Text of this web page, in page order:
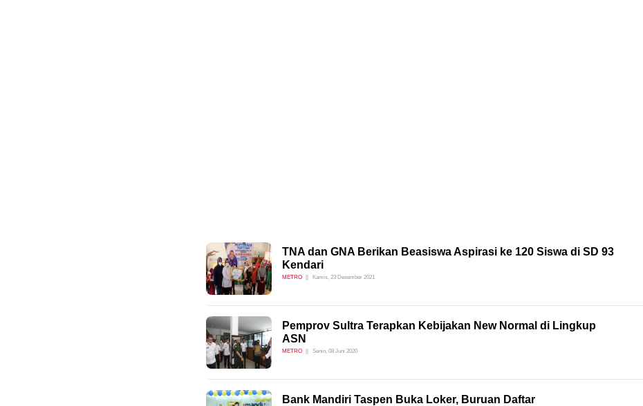
TNA dan GNA Berikan Beasiswa Aspirasi ke 120 Siswa di SD 93
Kendari
METRO Kamis, 23 Desember 2021
Pemprov Sultra Terapkan Kebijakan New Normal di Lingkup
ASN
METRO Senin, 08 Juni 2020
Bank Mandiri Taspen Buka Loker, Buruan Daftar